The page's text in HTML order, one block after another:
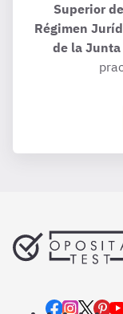
Superior
Régimen
de la